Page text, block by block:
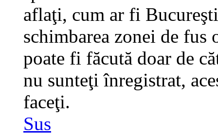
aflaţi, cum ar fi
schimbarea zonei de fus
poate fi făcută doar de
nu sunteţi înregistrat,
faceţi.
Sus